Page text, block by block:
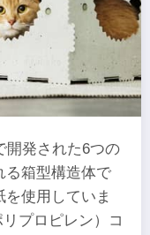
開発された6つの
る箱型構造体で
使用していま
プロピレン）コ